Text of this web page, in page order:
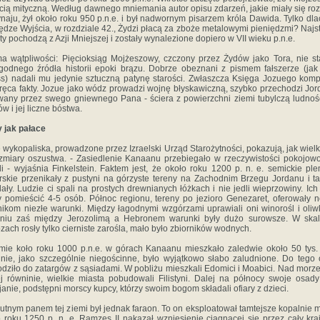
mityczną. Według dawnego mniemania autor opisu zdarzeń, jakie miały się
żył około roku 950 p.n.e. i był nadwornym pisarzem króla Dawida. Tylko
Wyjścia, w rozdziale 42., Żydzi płacą za zboże metalowymi pieniędzmi?
pochodzą z Azji Mniejszej i zostały wynalezione dopiero w VII wieku p.n.e.
wątpliwości: Pięcioksiąg Mojżeszowy, czczony przez Żydów jako Tora, nie
źródła historii epoki brązu. Dobrze obeznani z pismem fałszerze
nadali mu jedynie sztuczną patynę starości. Zwłaszcza Księga Jozuego
fakty. Jozue jako wódz prowadzi wojnę błyskawiczną, szybko przechodzi
przez swego gniewnego Pana - ściera z powierzchni ziemi tubylczą
i jej liczne bóstwa.
jak pałace
wykopaliska, prowadzone przez Izraelski Urząd Starożytności, pokazują, jak
oszustwa. - Zasiedlenie Kanaanu przebiegało w rzeczywistości
- wyjaśnia Finkelstein. Faktem jest, że około roku 1200 p. n. e. semickie
przenikały z pustyni na górzyste tereny na Zachodnim Brzegu Jordanu i
Ludzie ci spali na prostych drewnianych łóżkach i nie jedli wieprzowiny. Ich
pomieścić 4-5 osób. Północ regionu, tereny po jezioro Genezaret, oferowały
niezłe warunki. Między łagodnymi wzgórzami uprawiali oni winorośl i
zaś między Jerozolimą a Hebronem warunki były dużo surowsze. W
rosły tylko cierniste zarośla, mało było zbiorników wodnych.
koło roku 1000 p.n.e. w górach Kanaanu mieszkało zaledwie około 50
jako szczególnie niegościnne, było wyjątkowo słabo zaludnione. Do tego
do zatargów z sąsiadami. W pobliżu mieszkali Edomici i Moabici. Nad
równinie, wielkie miasta pobudowali Filistyni. Dalej na północy swoje
podstępni morscy kupcy, którzy swoim bogom składali ofiary z dzieci.
panem tej ziemi był jednak faraon. To on eksploatował tamtejsze kopalnie